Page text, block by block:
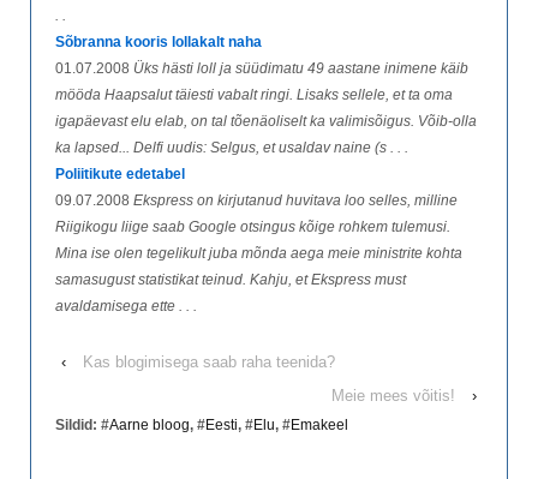
. .
Sõbranna kooris lollakalt naha
01.07.2008 Üks hästi loll ja süüdimatu 49 aastane inimene käib
mööda Haapsalut täiesti vabalt ringi. Lisaks sellele, et ta oma
igapäevast elu elab, on tal tõenäoliselt ka valimisõigus. Võib-olla
ka lapsed... Delfi uudis: Selgus, et usaldav naine (s . . .
Poliitikute edetabel
09.07.2008 Ekspress on kirjutanud huvitava loo selles, milline
Riigikogu liige saab Google otsingus kõige rohkem tulemusi.
Mina ise olen tegelikult juba mõnda aega meie ministrite kohta
samasugust statistikat teinud. Kahju, et Ekspress must
avaldamisega ette . . .
‹
Kas blogimisega saab raha teenida?
Meie mees võitis!
›
Sildid: #Aarne bloog, #Eesti, #Elu, #Emakeel